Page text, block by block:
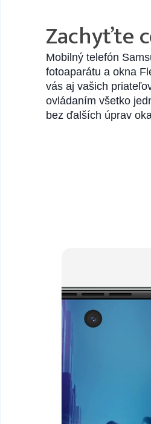
Zachyťte
Mobilný telefón
fotoaparátu a okna
vás aj vašich
ovládaním všetko
bez ďalších úprav